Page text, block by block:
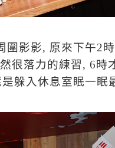
圍影影, 原來下午2
很落力的練習, 6時
是躲入休息室眠一眠